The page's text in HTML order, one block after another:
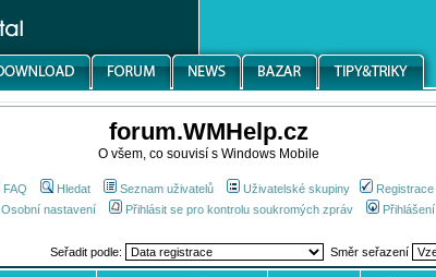
forum.WMHelp.cz
O všem, co souvisí s Windows Mobile
FAQ Hledat Seznam uživatelů Uživatelské skupiny
Registrace
Osobní nastavení
Přihlásit se pro kontrolu soukromých zpráv Přihlášení
Seřadit podle: Směr seřazení